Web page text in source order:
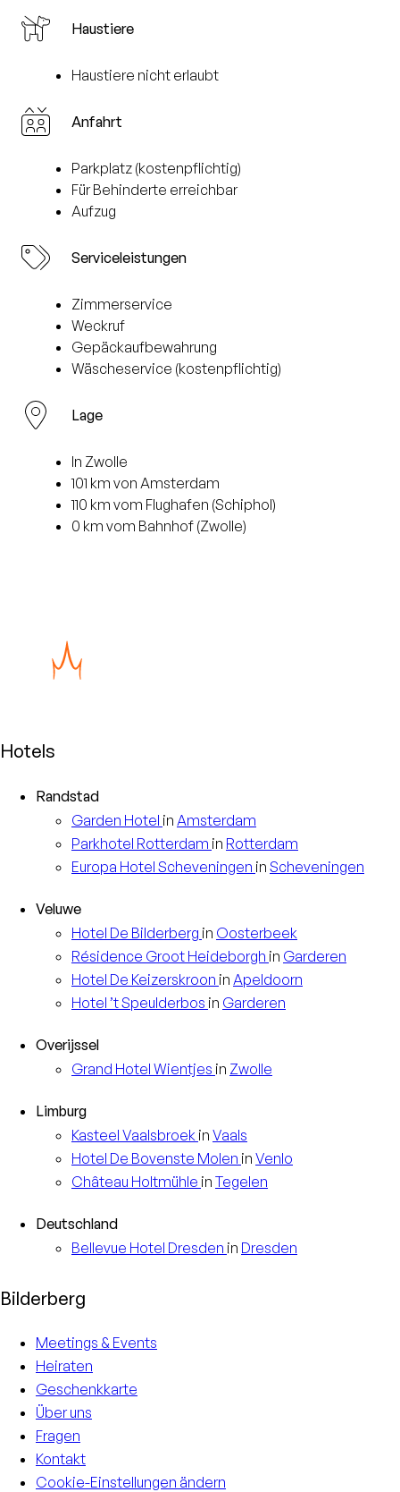
Haustiere
Haustiere nicht erlaubt
Anfahrt
Parkplatz (kostenpflichtig)
Für Behinderte erreichbar
Aufzug
Serviceleistungen
Zimmerservice
Weckruf
Gepäckaufbewahrung
Wäscheservice (kostenpflichtig)
Lage
In Zwolle
101 km von Amsterdam
110 km vom Flughafen (Schiphol)
0 km vom Bahnhof (Zwolle)
Hotels
Randstad
Garden Hotel in Amsterdam
Parkhotel Rotterdam in Rotterdam
Europa Hotel Scheveningen in Scheveningen
Veluwe
Hotel De Bilderberg in Oosterbeek
Résidence Groot Heideborgh in Garderen
Hotel De Keizerskroon in Apeldoorn
Hotel ’t Speulderbos in Garderen
Overijssel
Grand Hotel Wientjes in Zwolle
Limburg
Kasteel Vaalsbroek in Vaals
Hotel De Bovenste Molen in Venlo
Château Holtmühle in Tegelen
Deutschland
Bellevue Hotel Dresden in Dresden
Bilderberg
Meetings & Events
Heiraten
Geschenkkarte
Über uns
Fragen
Kontakt
Cookie-Einstellungen ändern